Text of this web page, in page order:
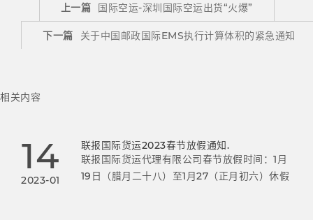
上一篇 国际空运-深圳国际空运出货“火爆”
下一篇 关于中国邮政国际EMS执行计算体积的紧急通知
相关内容
14
2023-01
联报国际货运2023春节放假通知.
联报国际货运代理有限公司春节放假时间：1月
19日（腊月二十八）至1月27（正月初六）休假